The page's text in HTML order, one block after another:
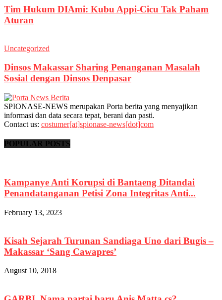
Tim Hukum DIAmi: Kubu Appi-Cicu Tak Paham
Aturan
Uncategorized
Dinsos Makassar Sharing Penanganan Masalah
Sosial dengan Dinsos Denpasar
SPIONASE-NEWS merupakan Porta berita yang menyajikan
informasi dan data secara tepat, berani dan pasti.
Contact us: costumer[at]spionase-news[dot]com
POPULAR POSTS
Kampanye Anti Korupsi di Bantaeng Ditandai
Penandatanganan Petisi Zona Integritas Anti...
February 13, 2023
Kisah Sejarah Turunan Sandiaga Uno dari Bugis –
Makassar ‘Sang Cawapres’
August 10, 2018